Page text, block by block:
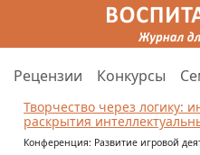
Рецензии Конкурсы
Творчество через логику:
раскрытия
Конференция: Развитие игровой